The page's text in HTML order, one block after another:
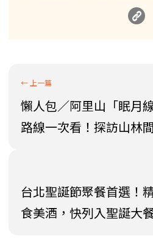
懶人包／阿里山「眠月
路線一次看！探訪山林
台北聖誕節聚餐首選！
食美酒，快列入聖誕大